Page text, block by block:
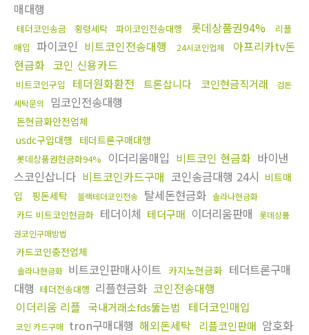
매대행
테더코인송금 횡령세탁 파이코인전송대행 롯데상품권94%
리플
매입
파이코인 비트코인전송대행 24시코인업체
아프리카tv돈
현금화 코인 신용카드
비트코인구입 테더원화환전 트론삽니다 코인현금직거래
검돈
세탁문의
밈코인전송대행
돈현금화안전업체
usdc구입대행 테더트론구매대행
롯데상품권현금화94% 이더리움매입 비트코인 현금화 바이낸
스코인삽니다 비트코인카드구매 코인송금대행 24시 비트매
입
핑돈세탁 블랙테더코인전송 탈세돈현금화 솔라나현금화
카드 비트코인현금화 테더이체 테더구매 이더리움판매
롯데상품
권코인구매방법
카드코인충전업체
솔라나현금화 비트코인판매사이트 카지노현금화 테더트론구매
대행 테더전송대행 리플현금화 코인전송대행
이더리움 리플 국내거래소fds뚫는법 테더코인매입
코인 카드구매 tron구매대행 해외돈세탁 리플코인판매 암호화